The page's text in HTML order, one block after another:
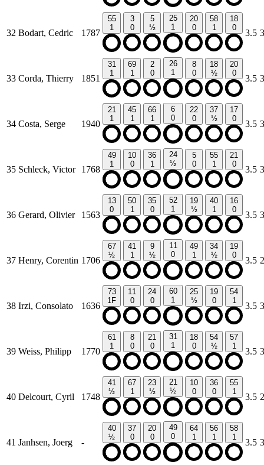
32 Bodart, Cedric 1787
55
1
3
0
5
½
25
1
20
0
58
1
18
0
3.5 3
33 Corda, Thierry 1851
31
1
69
1
2
0
26
1
8
0
18
½
20
0
3.5 3
34 Costa, Serge 1940
21
1
45
1
66
1
6
0
22
0
37
½
17
0
3.5 3
35 Schleck, Victor 1768
49
1
10
0
36
1
24
½
5
0
55
1
21
0
3.5 3
36 Gerard, Olivier 1563
13
0
50
1
35
0
52
1
19
½
40
1
16
0
3.5 3
37 Henry, Corentin 1706
67
½
41
1
9
½
11
0
49
1
34
½
19
0
3.5 2
38 Irzi, Consolato 1636
73
1F
11
0
24
0
60
1
25
½
19
0
54
1
3.5 3
39 Weiss, Philipp 1770
61
1
8
0
21
0
31
1
18
0
54
½
57
1
3.5 3
40 Delcourt, Cyril 1748
41
½
67
1
23
½
21
½
10
0
36
0
55
1
3.5 2
41 Janhsen, Joerg -
40
½
37
0
20
0
49
0
64
1
56
1
58
1
3.5 3